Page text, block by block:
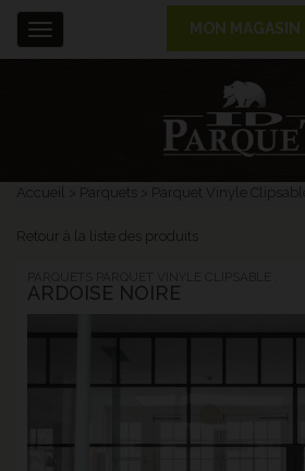
Accueil Parquets Parquet Vinyle Clipsable
Retour à la liste des produits
ARDOISE NOIRE
Menu MON MAGASIN